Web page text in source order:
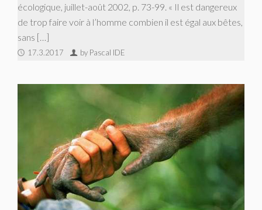
écologique, juillet-août 2002, p. 73-99. « Il est dangereux
de trop faire voir à l’homme combien il est égal aux bêtes,
sans […]
17.3.2017 by Pascal IDE